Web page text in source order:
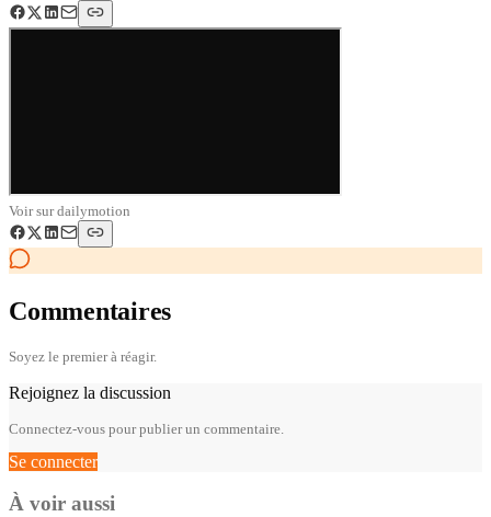
Voir surdailymotion
Commentaires
Soyez le premier à réagir.
Rejoignez la discussion
Connectez-vous pour publier un commentaire.
Se connecter
À voir aussi